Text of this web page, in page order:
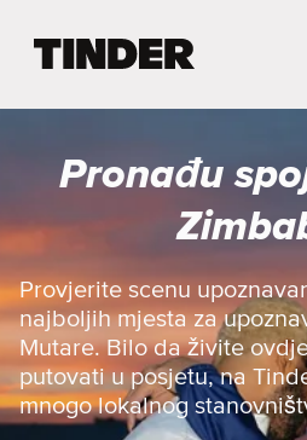
e
r
H
o
e
Pronađu
Provjerite scenu
najboljih mjesta za
Mutare. Bilo da živite
putovati u posjetu, na
mnogo lokalnog